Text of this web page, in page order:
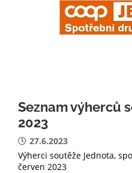
Seznam výherců
2023
27.6.2023
Výherci soutěže Jednota,
červen 2023